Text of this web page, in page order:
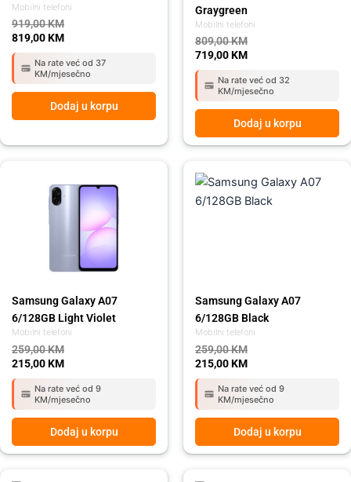
Mobilni telefoni
919,00KM
819,00KM
Na rate već od 37
KM/mjesečno
Dodaj u korpu
Mobilni telefoni
Graygreen
809,00KM
719,00KM
Na rate već od 32
KM/mjesečno
Dodaj u korpu
Mobilni telefoni
Samsung Galaxy A07
6/128GB Light Violet
259,00KM
259,00 KM.
215,00KM
215,00 KM.
Na rate već od 9
KM/mjesečno
Dodaj u korpu
Mobilni telefoni
Samsung Galaxy A07
6/128GB Black
259,00KM
price
was:
259,00 KM.
215,00KM
price
is:
215,00 KM.
Na rate već od 9
KM/mjesečno
Dodaj u korpu